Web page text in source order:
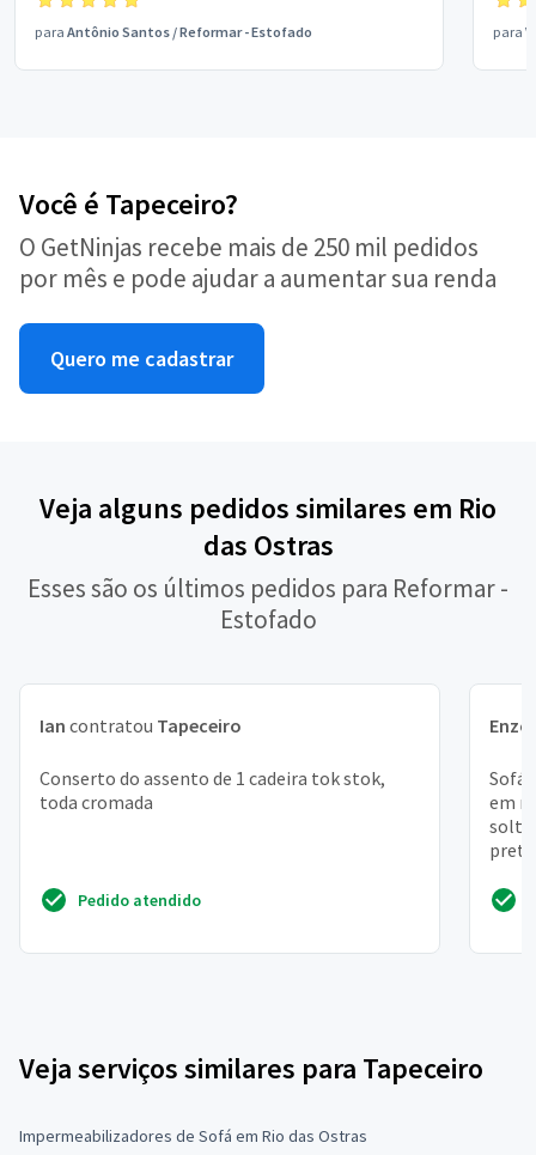
para Antônio Santos /Reformar - Estofado para
Você é Tapeceiro?
O GetNinjas recebe mais de 250 mil pedidos
por mês e pode ajudar a aumentar sua renda
Quero me cadastrar
Veja alguns pedidos similares em Rio
das Ostras
Esses são os últimos pedidos para Reformar -
Estofado
Ian contratou Tapeceiro
Conserto do assento de 1 cadeira tok stok,
toda cromada
Pedido atendido
Enzo
Sofá
em
Veja serviços similares para Tapeceiro
Impermeabilizadores de Sofá em Rio das Ostras